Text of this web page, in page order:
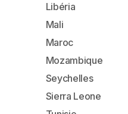
Libéria
Mali
Maroc
Mozambique
Seychelles
Sierra Leone